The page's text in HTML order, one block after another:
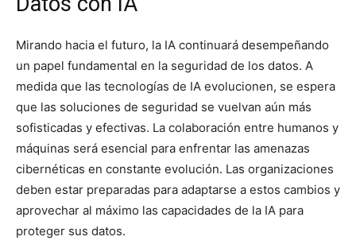
Mirando hacia el futuro, la IA continuará desempeñando
un papel fundamental en la seguridad de los datos. A
medida que las tecnologías de IA evolucionen, se espera
que las soluciones de seguridad se vuelvan aún más
sofisticadas y efectivas. La colaboración entre humanos y
máquinas será esencial para enfrentar las amenazas
cibernéticas en constante evolución. Las organizaciones
deben estar preparadas para adaptarse a estos cambios y
aprovechar al máximo las capacidades de la IA para
proteger sus datos.